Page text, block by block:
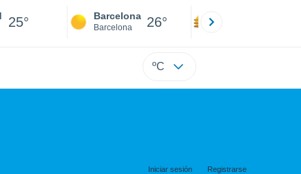
25° Barcelona
Barcelona 26°
ºC
Iniciar sesión Registrarse